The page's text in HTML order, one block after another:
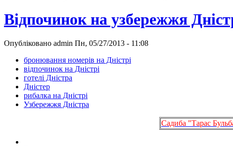
Відпочинок на узбережжя
Опубліковано admin Пн, 05/27/2013 - 11:08
бронювання номерів на Дністрі
відпочинок на Дністрі
готелі Дністра
Дністер
рибалка на Дністрі
Узбережжя Дністра
Садиба "Тарас